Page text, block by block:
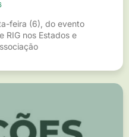
feira (6), do evento
RIG nos Estados e